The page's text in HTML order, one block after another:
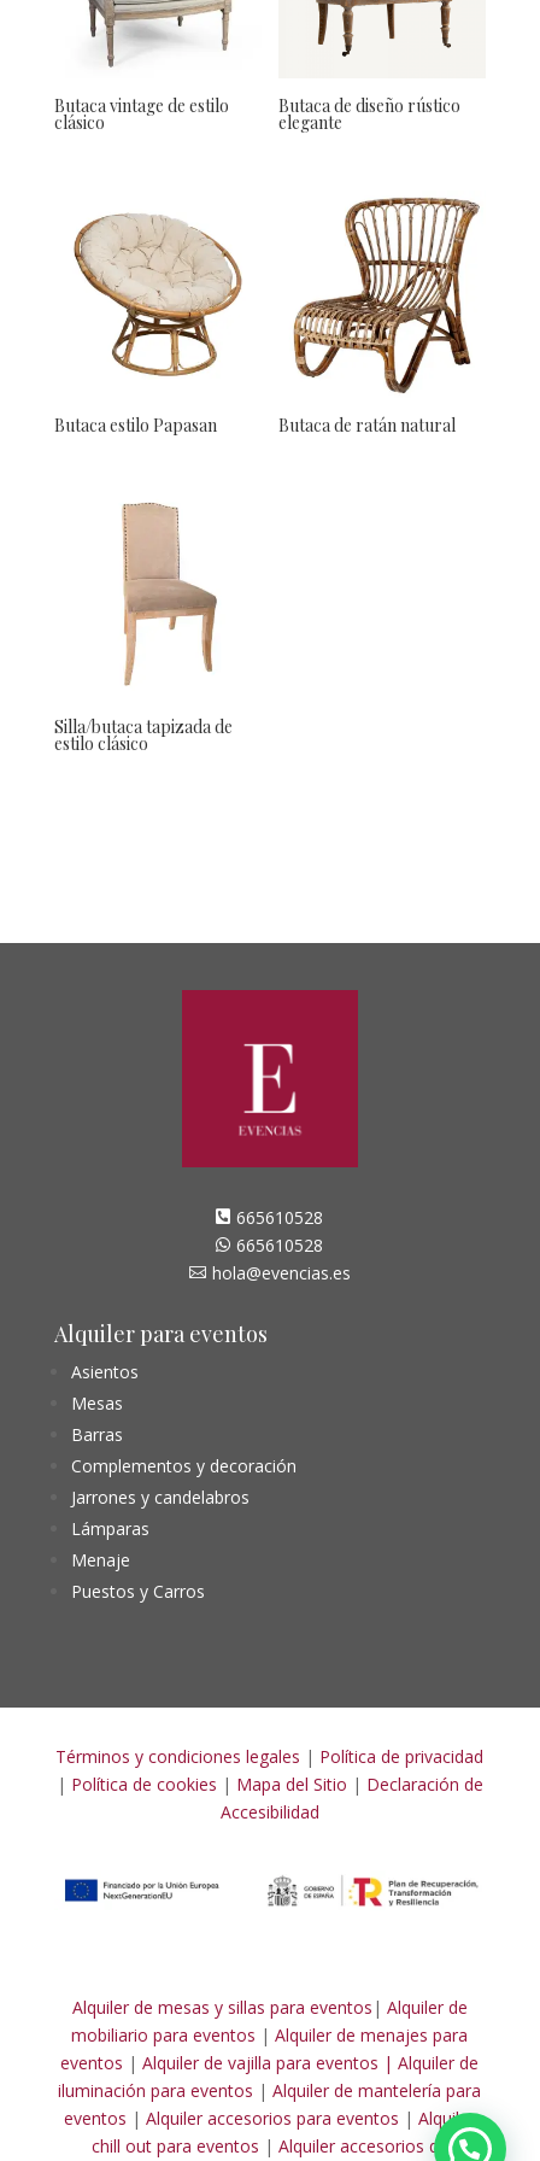
Butaca vintage de estilo
clásico
Butaca de diseño rústico
elegante
Butaca estilo Papasan Butaca de ratán natural
Silla/butaca tapizada de
estilo clásico
 665610528
 665610528
 hola@evencias.es
Alquiler para eventos
Asientos
Mesas
Barras
Complementos y decoración
Jarrones y candelabros
Lámparas
Menaje
Puestos y Carros
Términos y condiciones legales | Política de privacidad
| Política de cookies | Mapa del Sitio | Declaración de
Accesibilidad
Alquiler de mesas y sillas para eventos | Alquiler de
mobiliario para eventos | Alquiler de menajes para
eventos |Alquiler de vajilla para eventos | Alquiler de
iluminación para eventos |Alquiler de mantelería para
eventos |Alquiler accesorios para eventos |Alquiler
chill out para eventos | Alquiler accesorios de